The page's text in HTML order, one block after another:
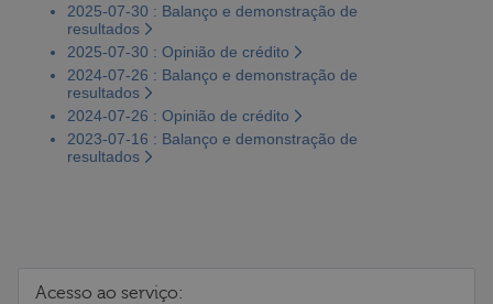
2025-07-30 : Balanço e demonstração de
resultados
2025-07-30 : Opinião de crédito
2024-07-26 : Balanço e demonstração de
resultados
2024-07-26 : Opinião de crédito
2023-07-16 : Balanço e demonstração de
resultados
Acesso ao serviço: